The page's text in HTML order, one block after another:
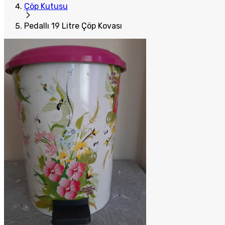
Çöp Kutusu
Pedallı 19 Litre Çöp Kovası